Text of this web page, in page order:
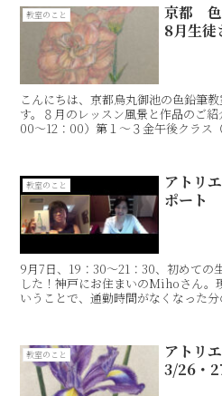
教室のこと
京都 色
8月生徒
こんにちは、京都烏丸御池の色鉛筆
す。８月のレッスン風景と作品のご
00〜12：00）第１〜３金午後クラス
教室のこと
アトリ
ポート
9月7日、19：30〜21：30、初めての
した！神戸にお住まいのMihoさん。
いうことで、通勤時間がなくなった
教室のこと
アトリ
3/26・